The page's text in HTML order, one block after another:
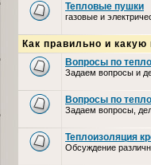
Тепловые пушки
газовые и
Как правильно и
Вопросы по
Задаем вопросы и
Вопросы по
Задаем вопросы,
Теплоизоляция
Обсуждение